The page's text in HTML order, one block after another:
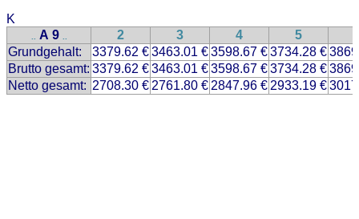
K
.. A 9 .. 2 3 4 5
Grundgehalt:
3379.62 €3463.01 €3598.67 €3734.28 €
Brutto gesamt: 3379.62 €3463.01 €3598.67 €3734.28 €
Netto gesamt: 2708.30 € 2761.80 € 2847.96 € 2933.19 €